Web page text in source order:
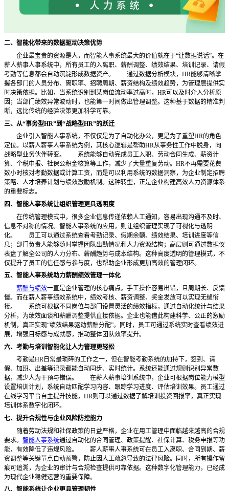
二、智能化带来的数据驱动决策优势
企业最宝贵的资源是人，而智能人事系统最大的价值就在于“让数据说话”。在
薪人薪事人事系统中，所有员工的入离职、薪酬调整、绩效结果、培训记录、请假
考勤等信息都会自动沉淀形成数据资产。
通过数据分析模块，HR能够清晰掌
握各部门的人员分布、离职率、招聘周期、薪资结构及绩效趋势，为管理层提供实
时决策依据。比如，当系统识别到某岗位流动率过高时，HR可以及时介入分析原
因；当部门绩效异常波动时，也能第一时间做出管理调整。这种基于数据的精准判
断，远比传统的经验决策更加科学可靠。
三、从“事务型HR”到“战略型HR”的跃迁
企业引入智能人事系统，不仅仅是为了自动化办公，更是为了重塑HR的角色
定位。以薪人薪事人事系统为例，其核心逻辑是帮助HR从事务性工作中脱身，向
战略型业务伙伴转变。
系统能够自动完成员工入职、劳动合同生成、薪资计
算、个税申报、社保公积金核算等工作，减少了大量重复劳动。HR不再需要花费
数小时核对考勤数据或计算工资，而是可以利用系统的数据洞察，为企业制定招聘
策略、人才培养计划与绩效激励机制。这种转型，正是企业构建高效人力资源体系
的重要标志。
四、智能人事系统让组织管理更具透明度
在传统管理模式中，很多企业信息传递依赖人工通知，容易出现沟通不及时、
信息不对称的情况。智能人事系统的应用，则让组织管理实现了可视化与透明
化。
员工可以通过系统查看考勤记录、假期余额、绩效结果、培训进度等信
息；部门负责人能够随时掌握团队出勤情况和人力资源结构；高层则可通过数据仪
表盘了解全公司的人力分布、薪酬趋势与成本结构。这种高度透明的管理模式，不
仅提升了员工的信任感与参与度，也帮助企业形成更加高效的管理闭环。
五、智能人事系统助力薪酬绩效管理一体化
薪酬与绩效一直是企业管理的核心痛点。手工操作容易出错，且周期长、反馈
慢。而在薪人薪事绩效系统中，绩效考核、薪资调整、奖金发放可以实现无缝衔
接。
系统可根据不同岗位与部门设置灵活的绩效指标，通过自动化统计与结果
分析，为绩效面谈和薪酬调整提供直接依据。企业也能借此构建科学、公正的激励
机制，真正实现“绩效结果驱动薪酬分配”。同时，员工可通过系统实时查看绩效进
展，增强目标感与成就感，推动整体团队效率提升。
六、考勤与培训智能化让人力管理更轻松
考勤是HR日常最琐碎的工作之一，但在智能考勤系统的加持下，签到、请
假、加班、出差等记录都能自动同步、实时统计。系统还能通过规则识别异常数
据，减少人为干预与错误。
在薪人薪事培训系统中，企业可根据岗位能力模型
设置培训计划，系统自动匹配学习内容、跟踪学习进度、评估培训效果。员工通过
在线学习平台自主提升技能，HR则可以通过数据了解培训投资回报率，真正实现
培训体系数字化闭环。
七、提升合规性与企业风险防控能力
随着劳动法规和社保政策的日益严格，企业在用工管理中面临越来越高的合规
要求。 智能人事系统通过自动化的合同管理、政策提醒、社保计算、税务申报等功
能，有效降低了违规风险。
薪人薪事人事系统可在员工入离职、合同到期、薪
资调整等关键节点自动预警，防止因人工疏忽导致的法律风险。同时，所有操作留
痕可追溯，为企业的审计与合规检查提供可靠依据。这种数字化管理能力，已经成
为现代企业稳健运营的重要保障。